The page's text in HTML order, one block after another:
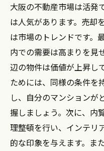
大阪の不動産市場は活発
は人気があります。売却
は市場のトレンドです。
内での需要は高まりを見
辺の物件は価値が上昇し
ためには、同様の条件を
し、自分のマンションが
握しましょう。次に、内
理整頓を行い、インテリ
的な印象を与えます。ま